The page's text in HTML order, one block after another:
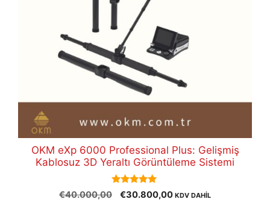
OKM eXp 6000 Professional Plus: Gelişmiş
Kablosuz 3D Yeraltı Görüntüleme Sistemi
5.00
out of 5
€40.000,00
Orijinal
€30.800,00Şu
KDV DAHİL